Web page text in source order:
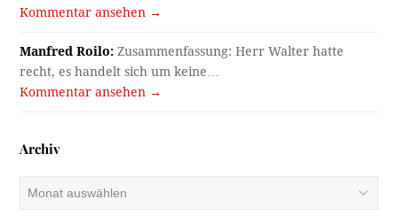
Kommentar ansehen →
Manfred Roilo: Zusammenfassung: Herr Walter hatte
recht, es handelt sich um keine…
Kommentar ansehen →
Archiv